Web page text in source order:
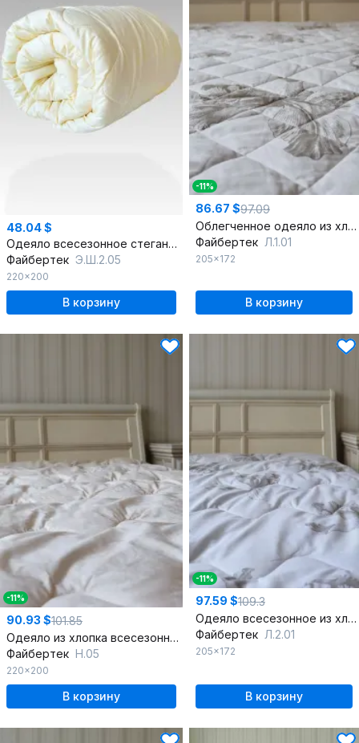
48.04 $
Одеяло всесезонное стеганое овечья шерсть микрофибра
Файбертек Э.Ш.2.05
220x200
В корзину
-11%
86.67 $97.09
Облегченное одеяло из хлопка и льняного волокна 205х172
Файбертек Л.1.01
205x172
В корзину
-11%
90.93 $101.85
Одеяло из хлопка всесезонное в бязи
Файбертек Н.05
220x200
В корзину
-11%
97.59 $109.3
Одеяло всесезонное из хлопка и льняного волокна
Файбертек Л.2.01
205x172
В корзину